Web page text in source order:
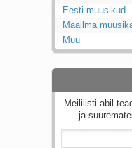
Eesti muusikud
Maailma
Muu
Meililisti abil
ja